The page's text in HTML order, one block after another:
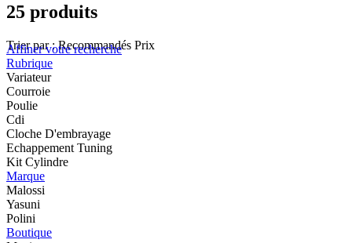
25 produits
Trier par : Recommandés Prix
Affiner votre recherche
Rubrique
Variateur
Courroie
Poulie
Cdi
Cloche D'embrayage
Echappement Tuning
Kit Cylindre
Marque
Malossi
Yasuni
Polini
Boutique